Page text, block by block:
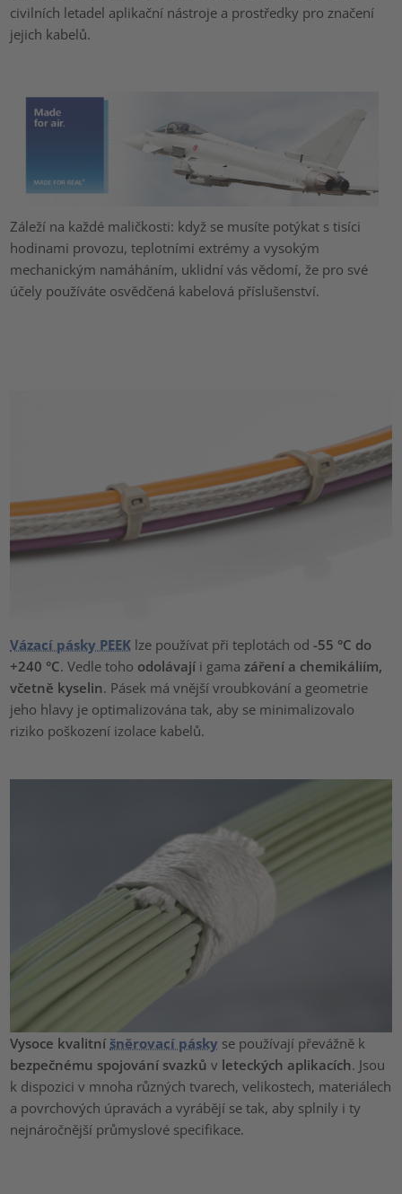
civilních letadel aplikační nástroje a prostředky pro značení
jejich kabelů.
Záleží na každé maličkosti: když se musíte potýkat s tisíci
hodinami provozu, teplotními extrémy a vysokým
mechanickým namáháním, uklidní vás vědomí, že pro své
účely používáte osvědčená kabelová příslušenství.
Vázací pásky PEEK lze používat při teplotách od-55 °C do
+240 °C. Vedle toho odolávají i gamazáření a chemikáliím,
včetně kyselin. Pásek má vnější vroubkování a geometrie
jeho hlavy je optimalizována tak, aby se minimalizovalo
riziko poškození izolace kabelů.
Vysoce kvalitní šněrovací pásky se používají převážně k
bezpečnému spojování svazků v leteckých aplikacích. Jsou
k dispozici v mnoha různých tvarech, velikostech, materiálech
a povrchových úpravách a vyrábějí se tak, aby splnily i ty
nejnáročnější průmyslové specifikace.